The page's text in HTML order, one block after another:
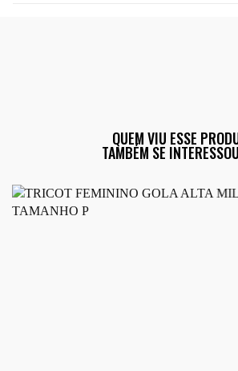
QUEM VIU ESSE
TAMBÉM SE